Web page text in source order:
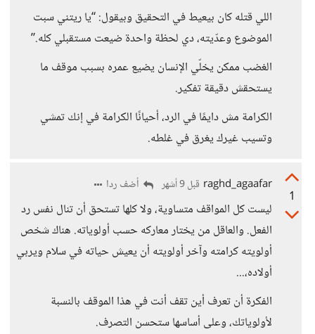
اللي قتله كان بيعيط في التحقيق وبيقول: “يا ريتني سبت
الموضوع وعدّيته، دي لحظة واحدة ضيعت مستقبلي كله.”
الغضب ممكن يخلّي الإنسان يضيع عمره بسبب موقف ما
يستحقش دقيقة تفكير.
الكرامة مش دايمًا في الرد، أحيانًا الكرامة في إنك تمشي
وتسيب غيرك يغرق في غلطه.
1
raghd_agaafar قبل 9 أشهر أضف ردا
ليست كل المواقف متساوية، ولا كلها تستحق أن تنال نفس رد
الفعل. والعاقل من يختار معاركه حسب أولوياته. هناك شخص
أولويته كرامته وآخر أولويته أن يعيش حياته في سلام ويربي
أولاده،...
الفكرة أن تعرف أين تقف أنت في هذا الموقف بالنسبة
لأولوياتك، وعلى أساسها ستحسن التصرف.